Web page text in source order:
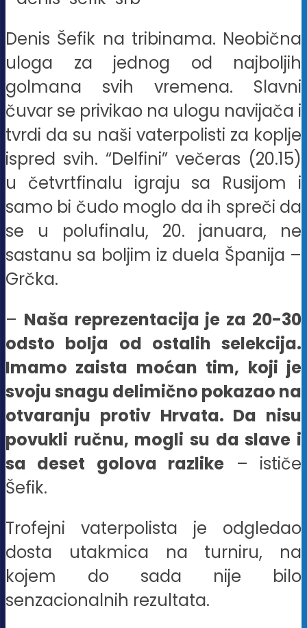
Denis Šefik na tribinama. Neobična
uloga za jednog od najboljih
golmana svih vremena. Slavni
čuvar se privikao na ulogu navijača i
tvrdi da su naši vaterpolisti za koplje
ispred svih. “Delfini” večeras (20.15)
u četvrtfinalu igraju sa Rusijom i
samo bi čudo moglo da ih spreči da
se u polufinalu, 20. januara, ne
sastanu sa boljim iz duela Španija –
Grčka.
– Naša reprezentacija je za 20-30
odsto bolja od ostalih selekcija.
Imamo zaista moćan tim, koji je
svoju snagu delimično pokazao na
otvaranju protiv Hrvata. Da nisu
povukli ručnu, mogli su da slave i
sa deset golova razlike – ističe
Šefik.
Trofejni vaterpolista je odgledao
dosta utakmica na turniru, na
kojem do sada nije bilo
senzacionalnih rezultata.